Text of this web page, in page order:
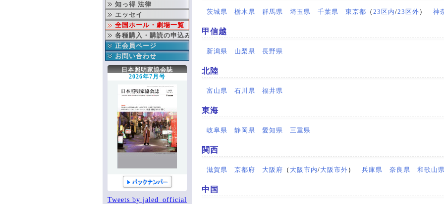
四国支部
九州支部
沖縄支部
テレビ部会
技術委員会
顕彰委員会
広報委員会
出版委員会
国際委員会
手帳編集作業部会
新人講座作業部会
知っ得 法律
エッセイ
全国ホール・劇場一覧
各種購入・購読の申込み
正会員ページ
正会員へのお知らせ
協会への連絡
役立つ知識箱
協会誌こぼれ話
掲示板
協会誌アーカイブ
登録情報
お問い合わせ
協会へのお問い合わせ
日本照明家協会誌
2026年7月号
Tweets by jaled_official
茨城県 栃木県 群馬県 埼玉県 千葉県 東京都 （ 23区内/23区外 ） 神
甲信越
新潟県 山梨県 長野県
北陸
富山県 石川県 福井県
東海
岐阜県 静岡県 愛知県 三重県
関西
滋賀県 京都府 大阪府 （ 大阪市内/大阪市外 ） 兵庫県 奈良県 和歌山
中国